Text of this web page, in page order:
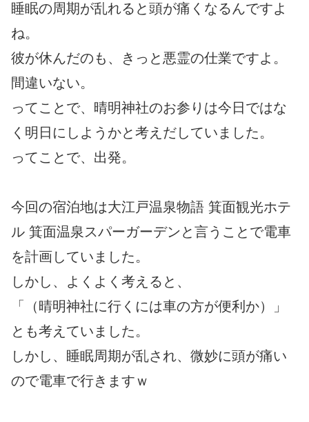
睡眠の周期が乱れると頭が痛くなるんですよ
ね。
彼が休んだのも、きっと悪霊の仕業ですよ。
間違いない。
ってことで、晴明神社のお参りは今日ではな
く明日にしようかと考えだしていました。
ってことで、出発。
今回の宿泊地は大江戸温泉物語 箕面観光ホテ
ル 箕面温泉スパーガーデンと言うことで電車
を計画していました。
しかし、よくよく考えると、
「（晴明神社に行くには車の方が便利か）」
とも考えていました。
しかし、睡眠周期が乱され、微妙に頭が痛い
ので電車で行きますｗ